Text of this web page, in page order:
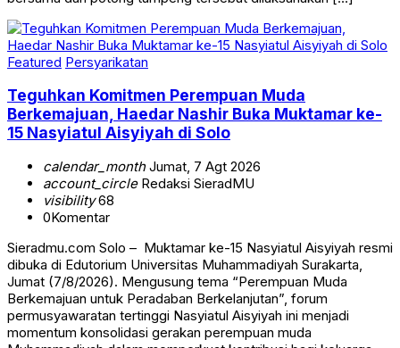
Featured Persyarikatan
Teguhkan Komitmen Perempuan Muda
Berkemajuan, Haedar Nashir Buka Muktamar ke-
15 Nasyiatul Aisyiyah di Solo
calendar_monthJumat, 7 Agt 2026
account_circleRedaksi SieradMU
visibility68
0Komentar
Sieradmu.com Solo – Muktamar ke-15 Nasyiatul Aisyiyah resmi
dibuka di Edutorium Universitas Muhammadiyah Surakarta,
Jumat (7/8/2026). Mengusung tema “Perempuan Muda
Berkemajuan untuk Peradaban Berkelanjutan”, forum
permusyawaratan tertinggi Nasyiatul Aisyiyah ini menjadi
momentum konsolidasi gerakan perempuan muda